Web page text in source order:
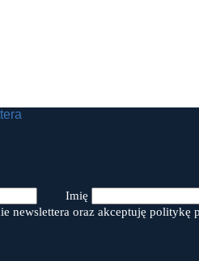
Imię
newslettera oraz akceptuję politykę